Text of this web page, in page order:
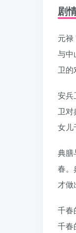
剧
元禄
与中
卫的
安兵
卫对
女儿
典膳
春。
才做
千春
千春